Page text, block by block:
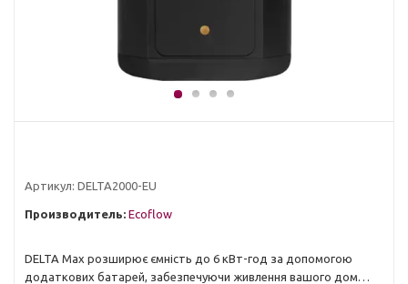
Артикул: DELTA2000-EU
Производитель: Ecoflow
DELTA Max розширює ємність до 6 кВт-год за допомогою
додаткових батарей, забезпечуючи живлення вашого дому в